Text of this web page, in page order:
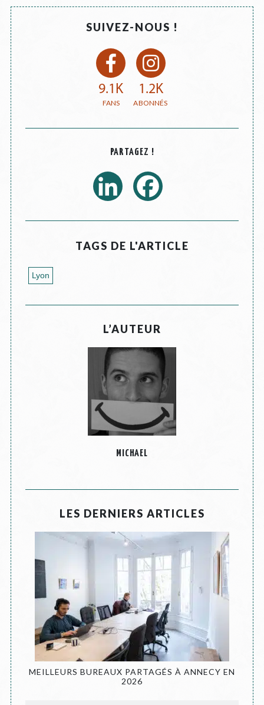
SUIVEZ-NOUS !
9.1K 1.2K
PARTAGEZ !
TAGS DE L'ARTICLE
Lyon
L’AUTEUR
MICHAEL
LES DERNIERS ARTICLES
MEILLEURS BUREAUX PARTAGÉS À ANNECY EN
2026